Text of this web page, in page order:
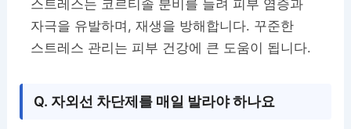
스트레스는 코르티솔 분비를 늘려 피부 염증과
자극을 유발하며, 재생을 방해합니다. 꾸준한
스트레스 관리는 피부 건강에 큰 도움이 됩니다.
Q. 자외선 차단제를 매일 발라야 하나요